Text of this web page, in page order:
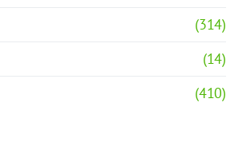
(314)
(14)
(410)